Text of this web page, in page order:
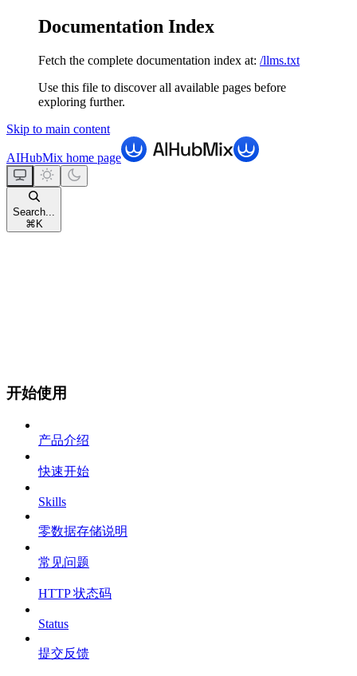
Documentation Index
Fetch the complete documentation index at: /llms.txt
Use this file to discover all available pages before
exploring further.
Skip to main content
AIHubMix home page
Search...
⌘ K
开始使用
产品介绍
快速开始
Skills
零数据存储说明
常见问题
HTTP 状态码
Status
提交反馈